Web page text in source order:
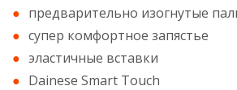
предварительно изогнутые
супер комфортное запястье
эластичные вставки
Dainese Smart Touch